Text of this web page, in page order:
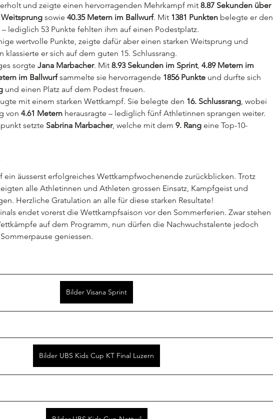
und zeigte einen hervorragenden Mehrkampf mit 8.87 Sekunden über
sowie 40.35 Metern im Ballwurf. Mit 1381 Punkten belegte er den
– lediglich 53 Punkte fehlten ihm auf einen Podestplatz.
wertvolle Punkte, zeigte dafür aber einen starken Weitsprung und
klassierte er sich auf dem guten 15. Schlussrang.
sorgte Jana Marbacher. Mit 8.93 Sekunden im Sprint, 4.89 Metern im
im Ballwurf sammelte sie hervorragende 1856 Punkte und durfte sich
und einen Platz auf dem Podest freuen.
mit einem starken Wettkampf. Sie belegte den 16. Schlussrang, wobei
von 4.61 Metern herausragte – lediglich fünf Athletinnen sprangen weiter.
setzte Sabrina Marbacher, welche mit dem 9. Rang eine Top-10-
ein äusserst erfolgreiches Wettkampfwochenende zurückblicken. Trotz
alle Athletinnen und Athleten grossen Einsatz, Kampfgeist und
Herzliche Gratulation an alle für diese starken Resultate!
endet vorerst die Wettkampfsaison vor den Sommerferien. Zwar stehen
auf dem Programm, nun dürfen die Nachwuchstalente jedoch
geniessen.
Bilder Visana Sprint
Bilder UBS Kids Cup KT Final Luzern